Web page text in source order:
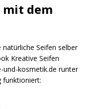
mit dem
Seifen selber
Kreative Seifen
und-kosmetik.de runter
funktioniert: